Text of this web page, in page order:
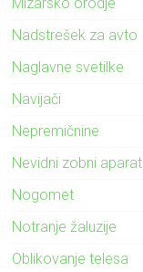
Nadstrešek za avto
Naglavne svetilke
Navijači
Nepremičnine
Nevidni zobni aparat
Nogomet
Notranje žaluzije
Oblikovanje telesa